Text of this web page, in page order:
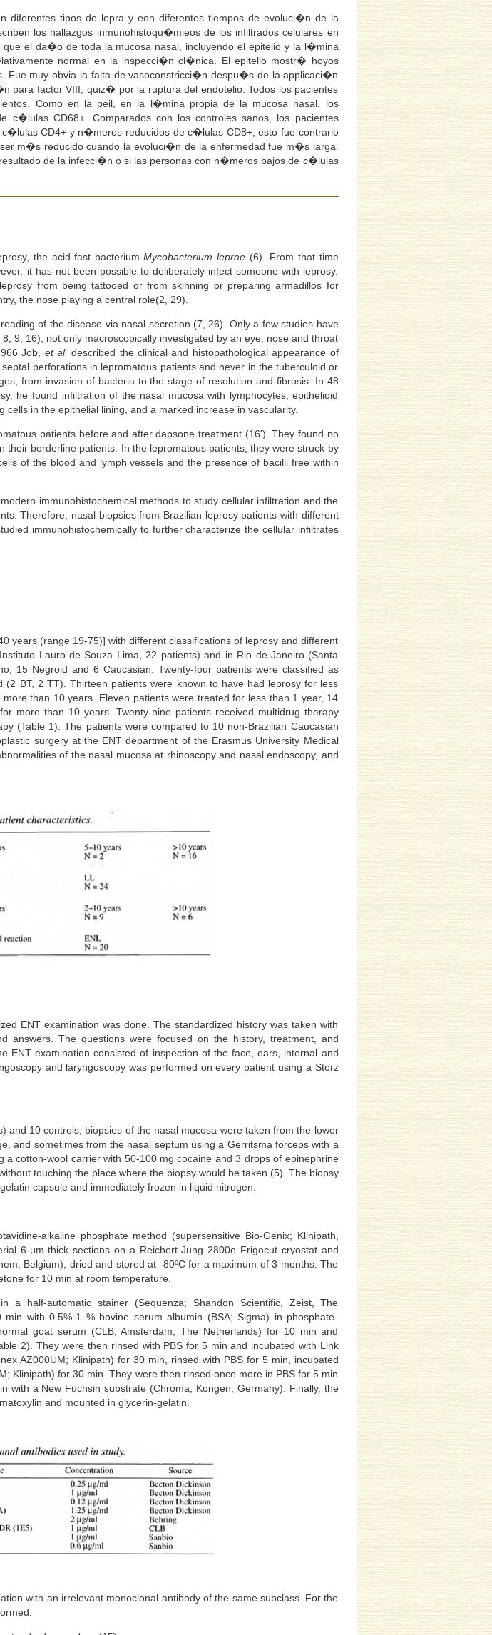
diferentes tipos de lepra y eon diferentes tiempos de evoluci�n de la
los hallazgos inmunohistoqu�mieos de los infiltrados celulares en
el da�o de toda la mucosa nasal, incluyendo el epitelio y la l�mina
normal en la inspecci�n cl�nica. El epitelio mostr� hoyos
Fue muy obvia la falta de vasoconstricci�n despu�s de la applicaci�n
factor VIII, quiz� por la ruptura del endotelio. Todos los pacientes
Como en la peil, en la l�mina propia de la mucosa nasal, los
c�lulas CD68+. Comparados con los controles sanos, los pacientes
CD4+ y n�meros reducidos de c�lulas CD8+; esto fue contrario
m�s reducido cuando la evoluci�n de la enfermedad fue m�s larga.
de la infecci�n o si las personas con n�meros bajos de c�lulas
the acid-fast bacteriumMycobacterium leprae (6). From that time
it has not been possible to deliberately infect someone with leprosy.
from being tattooed or from skinning or preparing armadillos for
the nose playing a central role(2, 29).
of the disease via nasal secretion (7, 26). Only a few studies have
9, 16), not only macroscopically investigated by an eye, nose and throat
Job, et al. described the clinical and histopathological appearance of
perforations in lepromatous patients and never in the tuberculoid or
from invasion of bacteria to the stage of resolution and fibrosis. In 48
he found infiltration of the nasal mucosa with lymphocytes, epithelioid
in the epithelial lining, and a marked increase in vascularity.
patients before and after dapsone treatment (16'). They found no
borderline patients. In the lepromatous patients, they were struck by
of the blood and lymph vessels and the presence of bacilli free within
immunohistochemical methods to study cellular infiltration and the
Therefore, nasal biopsies from Brazilian leprosy patients with different
immunohistochemically to further characterize the cellular infiltrates
years (range 19-75)] with different classifications of leprosy and different
Lauro de Souza Lima, 22 patients) and in Rio de Janeiro (Santa
15 Negroid and 6 Caucasian. Twenty-four patients were classified as
BT, 2 TT). Thirteen patients were known to have had leprosy for less
than 10 years. Eleven patients were treated for less than 1 year, 14
more than 10 years. Twenty-nine patients received multidrug therapy
(Table 1). The patients were compared to 10 non-Brazilian Caucasian
surgery at the ENT department of the Erasmus University Medical
of the nasal mucosa at rhinoscopy and nasal endoscopy, and
ENT examination was done. The standardized history was taken with
The questions were focused on the history, treatment, and
ENT examination consisted of inspection of the face, ears, internal and
and laryngoscopy was performed on every patient using a Storz
10 controls, biopsies of the nasal mucosa were taken from the lower
and sometimes from the nasal septum using a Gerritsma forceps with a
cotton-wool carrier with 50-100 mg cocaine and 3 drops of epinephrine
touching the place where the biopsy would be taken (5). The biopsy
capsule and immediately frozen in liquid nitrogen.
alkaline phosphate method (supersensitive Bio-Genix; Klinipath,
6-µm-thick sections on a Reichert-Jung 2800e Frigocut cryostat and
Belgium), dried and stored at -80ºC for a maximum of 3 months. The
for 10 min at room temperature.
half-automatic stainer (Sequenza; Shandon Scientific, Zeist, The
with 0.5%-1 % bovine serum albumin (BSA; Sigma) in phosphate-
goat serum (CLB, Amsterdam, The Netherlands) for 10 min and
2). They were then rinsed with PBS for 5 min and incubated with Link
AZ000UM; Klinipath) for 30 min, rinsed with PBS for 5 min, incubated
Klinipath) for 30 min. They were then rinsed once more in PBS for 5 min
a New Fuchsin substrate (Chroma, Kongen, Germany). Finally, the
and mounted in glycerin-gelatin.
with an irrelevant monoclonal antibody of the same subclass. For the